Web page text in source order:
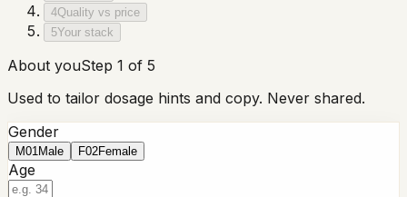
4Quality vs price
5Your stack
About youStep 1 of 5
Used to tailor dosage hints and copy. Never shared.
Gender
M01 Male F02Female
Age